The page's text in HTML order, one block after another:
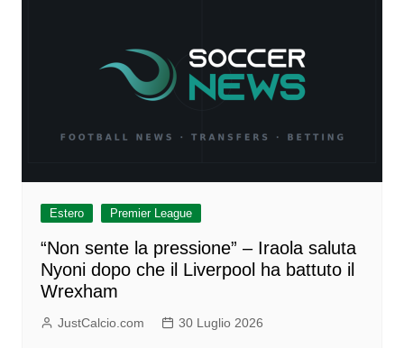
Estero Premier League
“Non sente la pressione” – Iraola saluta
Nyoni dopo che il Liverpool ha battuto il
Wrexham
JustCalcio.com 30 Luglio 2026